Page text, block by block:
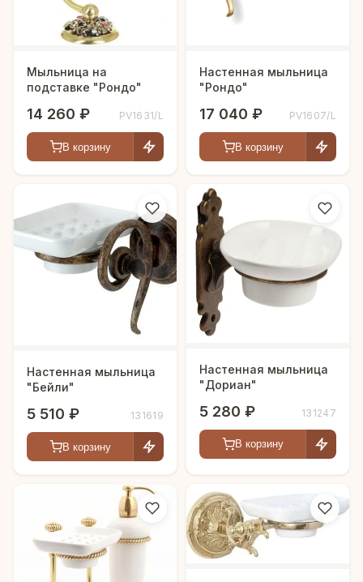
Мыльница на
подставке "Рондо"
14 260 ₽ PV1631/L
В корзину
Настенная мыльница
"Рондо"
17 040 ₽ PV1607/L
В корзину
Настенная мыльница
"Бейли"
5 510 ₽ 131619
В корзину
Настенная мыльница
"Дориан"
5 280 ₽ 131247
В корзину